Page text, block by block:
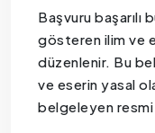
Başvuru
gösteren ilim ve
düzenlenir. Bu
ve eserin yasal
belgeleyen